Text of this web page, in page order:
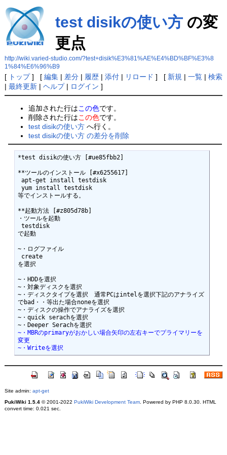
test disikの使い方の変
更点
http://wiki.varied-studio.com/?test+disik%E3%81%AE%E4%BD%BF%E3%8
1%84%E6%96%B9
[ トップ] [ 編集| 差分| 履歴| 添付| リロード ] [ 新規 | 一覧| 検索
| 最終更新| ヘルプ| ログイン ]
追加された行はこの色です。
削除された行はこの色です。
test disikの使い方 へ行く。
test disikの使い方 の差分を削除
*test disikの使い方 [#ue85fbb2]
**ツールのインストール [#x6255617]
等でインストールする。
**起動方法 [#z805d78b]
・ツールを起動
で起動
~・ログファイル
を選択
~・HDDを選択
~・対象ディスクを選択
~・ディスクタイプを選択　通常PCはintelを選択下記のアナライズ
でbad・・等出た場合noneを選択
~・ディスクの操作でアナライズを選択
~・quick serachを選択
~・MBRのprimaryがおかしい場合矢印の左右キーでプライマリーを
変更
~・Writeを選択
Site admin: apt-get
PukiWiki 1.5.4© 2001-2022 PukiWiki Development Team. Powered by PHP 8.0.30. HTML
convert time: 0.021 sec.